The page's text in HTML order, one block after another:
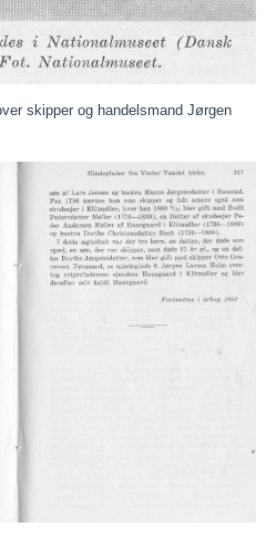
skipper og handelsmand Jørgen